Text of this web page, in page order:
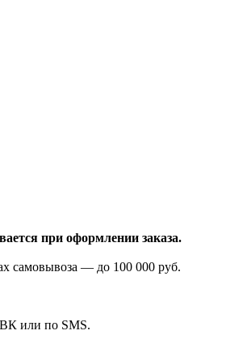
при оформлении заказа.
самовывоза — до 100 000 руб.
ВК или по SMS.